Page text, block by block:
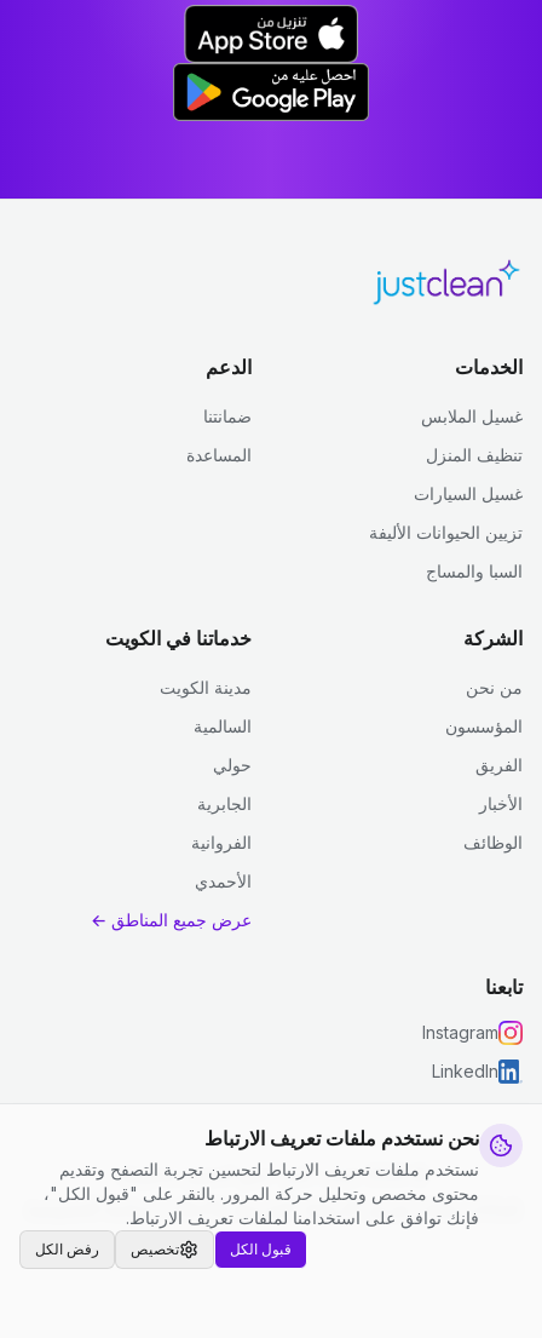
نحن نستخدم ملفات تعريف الارتباط
نستخدم ملفات تعريف الارتباط لتحسين تجربة التصفح وتقديم
محتوى مخصص وتحليل حركة المرور. بالنقر على "قبول الكل"،
فإنك توافق على استخدامنا لملفات تعريف الارتباط.
رفض الكل تخصيص قبول الكل
الخدمات
غسيل الملابس
تنظيف المنزل
غسيل السيارات
تزيين الحيوانات الأليفة
السبا والمساج
الدعم
ضمانتنا
المساعدة
الشركة
من نحن
المؤسسون
الفريق
الأخبار
الوظائف
خدماتنا في الكويت
مدينة الكويت
السالمية
حولي
الجابرية
الفروانية
الأحمدي
عرض جميع المناطق ←
تابعنا
Instagram
LinkedIn
© 2026 جست كلين. جميع الحقوق محفوظة.
سياسة الخصوصية
الشروط والأحكام | إعدادات ملفات تعريف الارتباط